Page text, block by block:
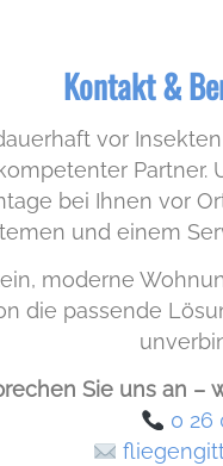
Kontakt &
vor
bei Ihnen vor
und einem
moderne
die passende
Sie uns an –
0 26